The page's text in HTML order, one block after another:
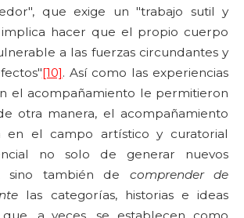
que exige un "trabajo sutil y
hacer que el propio cuerpo
a las fuerzas circundantes y
[10]. Así como las experiencias
el acompañamiento le permitieron
otra manera, el acompañamiento
en el campo artístico y curatorial
no solo de generar nuevos
sino también de comprender de
las categorías, historias e ideas